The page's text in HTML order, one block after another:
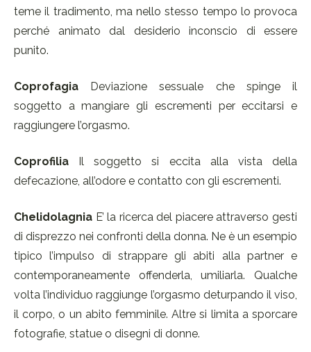
teme il tradimento, ma nello stesso tempo lo provoca
perché animato dal desiderio inconscio di essere
punito.
Coprofagia Deviazione sessuale che spinge il
soggetto a mangiare gli escrementi per eccitarsi e
raggiungere l’orgasmo.
Coprofilia Il soggetto si eccita alla vista della
defecazione, all’odore e contatto con gli escrementi.
Chelidolagnia E’ la ricerca del piacere attraverso gesti
di disprezzo nei confronti della donna. Ne è un esempio
tipico l’impulso di strappare gli abiti alla partner e
contemporaneamente offenderla, umiliarla. Qualche
volta l’individuo raggiunge l’orgasmo deturpando il viso,
il corpo, o un abito femminile. Altre si limita a sporcare
fotografie, statue o disegni di donne.